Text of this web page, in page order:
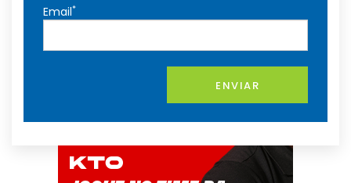
Email*
ENVIAR